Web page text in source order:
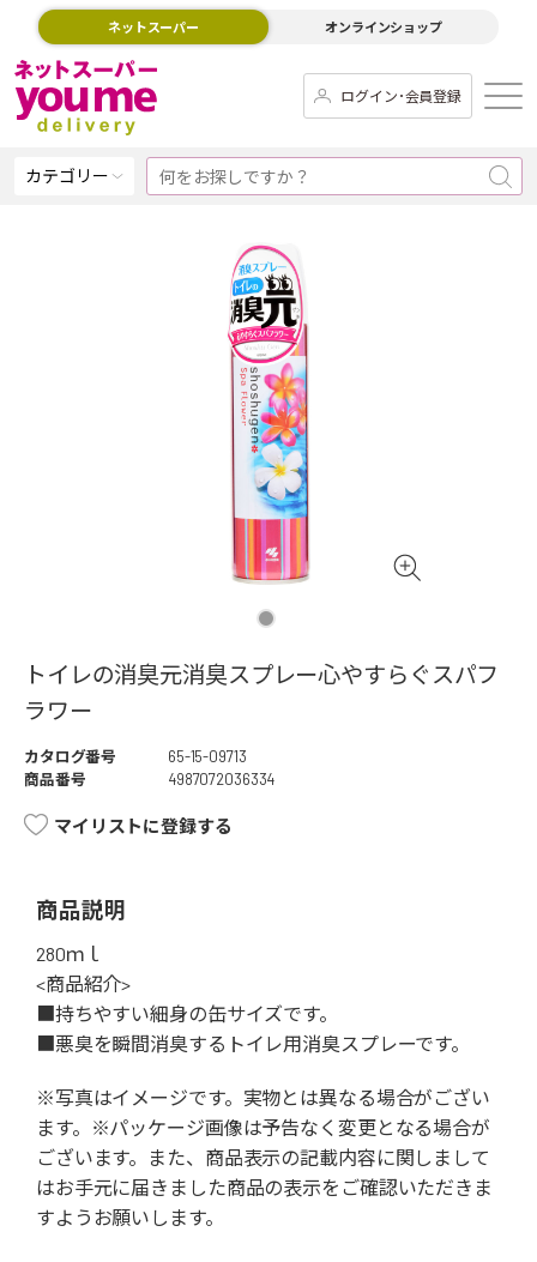
ネットスーパー オンラインショップ
ログイン･会員登録
カテゴリー
トイレの消臭元消臭スプレー心やすらぐスパフ
ラワー
カタログ番号
65-15-09713
商品番号
4987072036334
マイリストに登録する
商品説明
280ｍｌ
<商品紹介>
■持ちやすい細身の缶サイズです。
■悪臭を瞬間消臭するトイレ用消臭スプレーです。
※写真はイメージです。実物とは異なる場合がござい
ます。※パッケージ画像は予告なく変更となる場合が
ございます。また、商品表示の記載内容に関しまして
はお手元に届きました商品の表示をご確認いただきま
すようお願いします。